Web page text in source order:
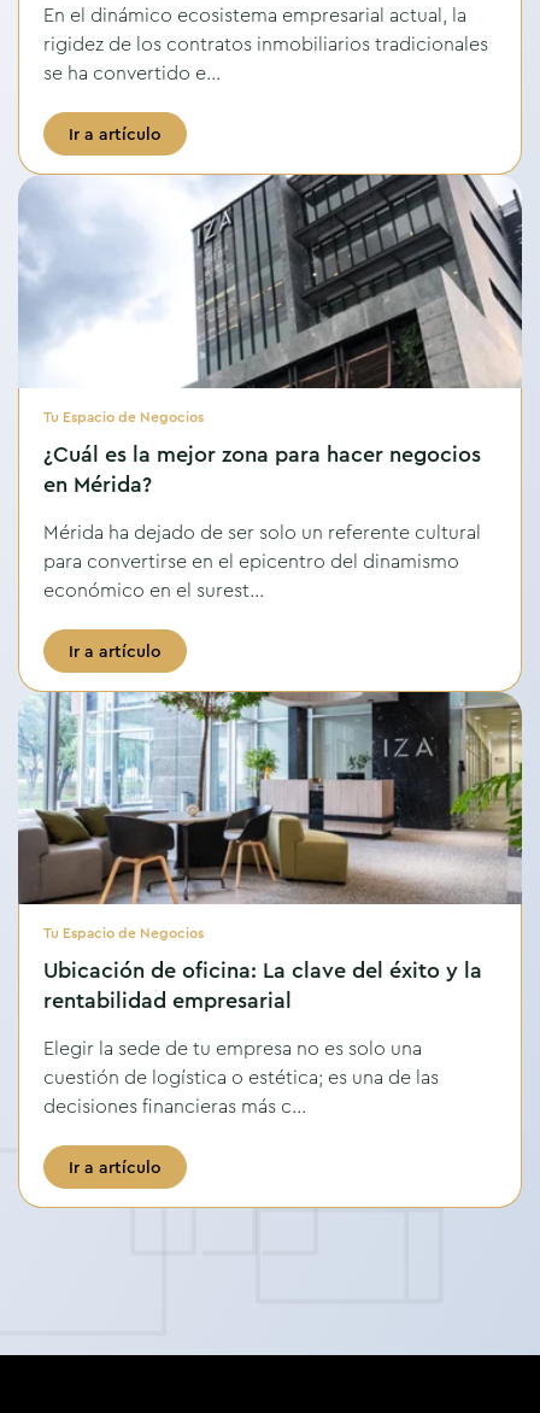
En el dinámico ecosistema empresarial actual, la
rigidez de los contratos inmobiliarios tradicionales
se ha convertido e...
Ir a artículo
Tu Espacio de Negocios
¿Cuál es la mejor zona para hacer negocios
en Mérida?
Mérida ha dejado de ser solo un referente cultural
para convertirse en el epicentro del dinamismo
económico en el surest...
Ir a artículo
Tu Espacio de Negocios
Ubicación de oficina: La clave del éxito y la
rentabilidad empresarial
Elegir la sede de tu empresa no es solo una
cuestión de logística o estética; es una de las
decisiones financieras más c...
Ir a artículo